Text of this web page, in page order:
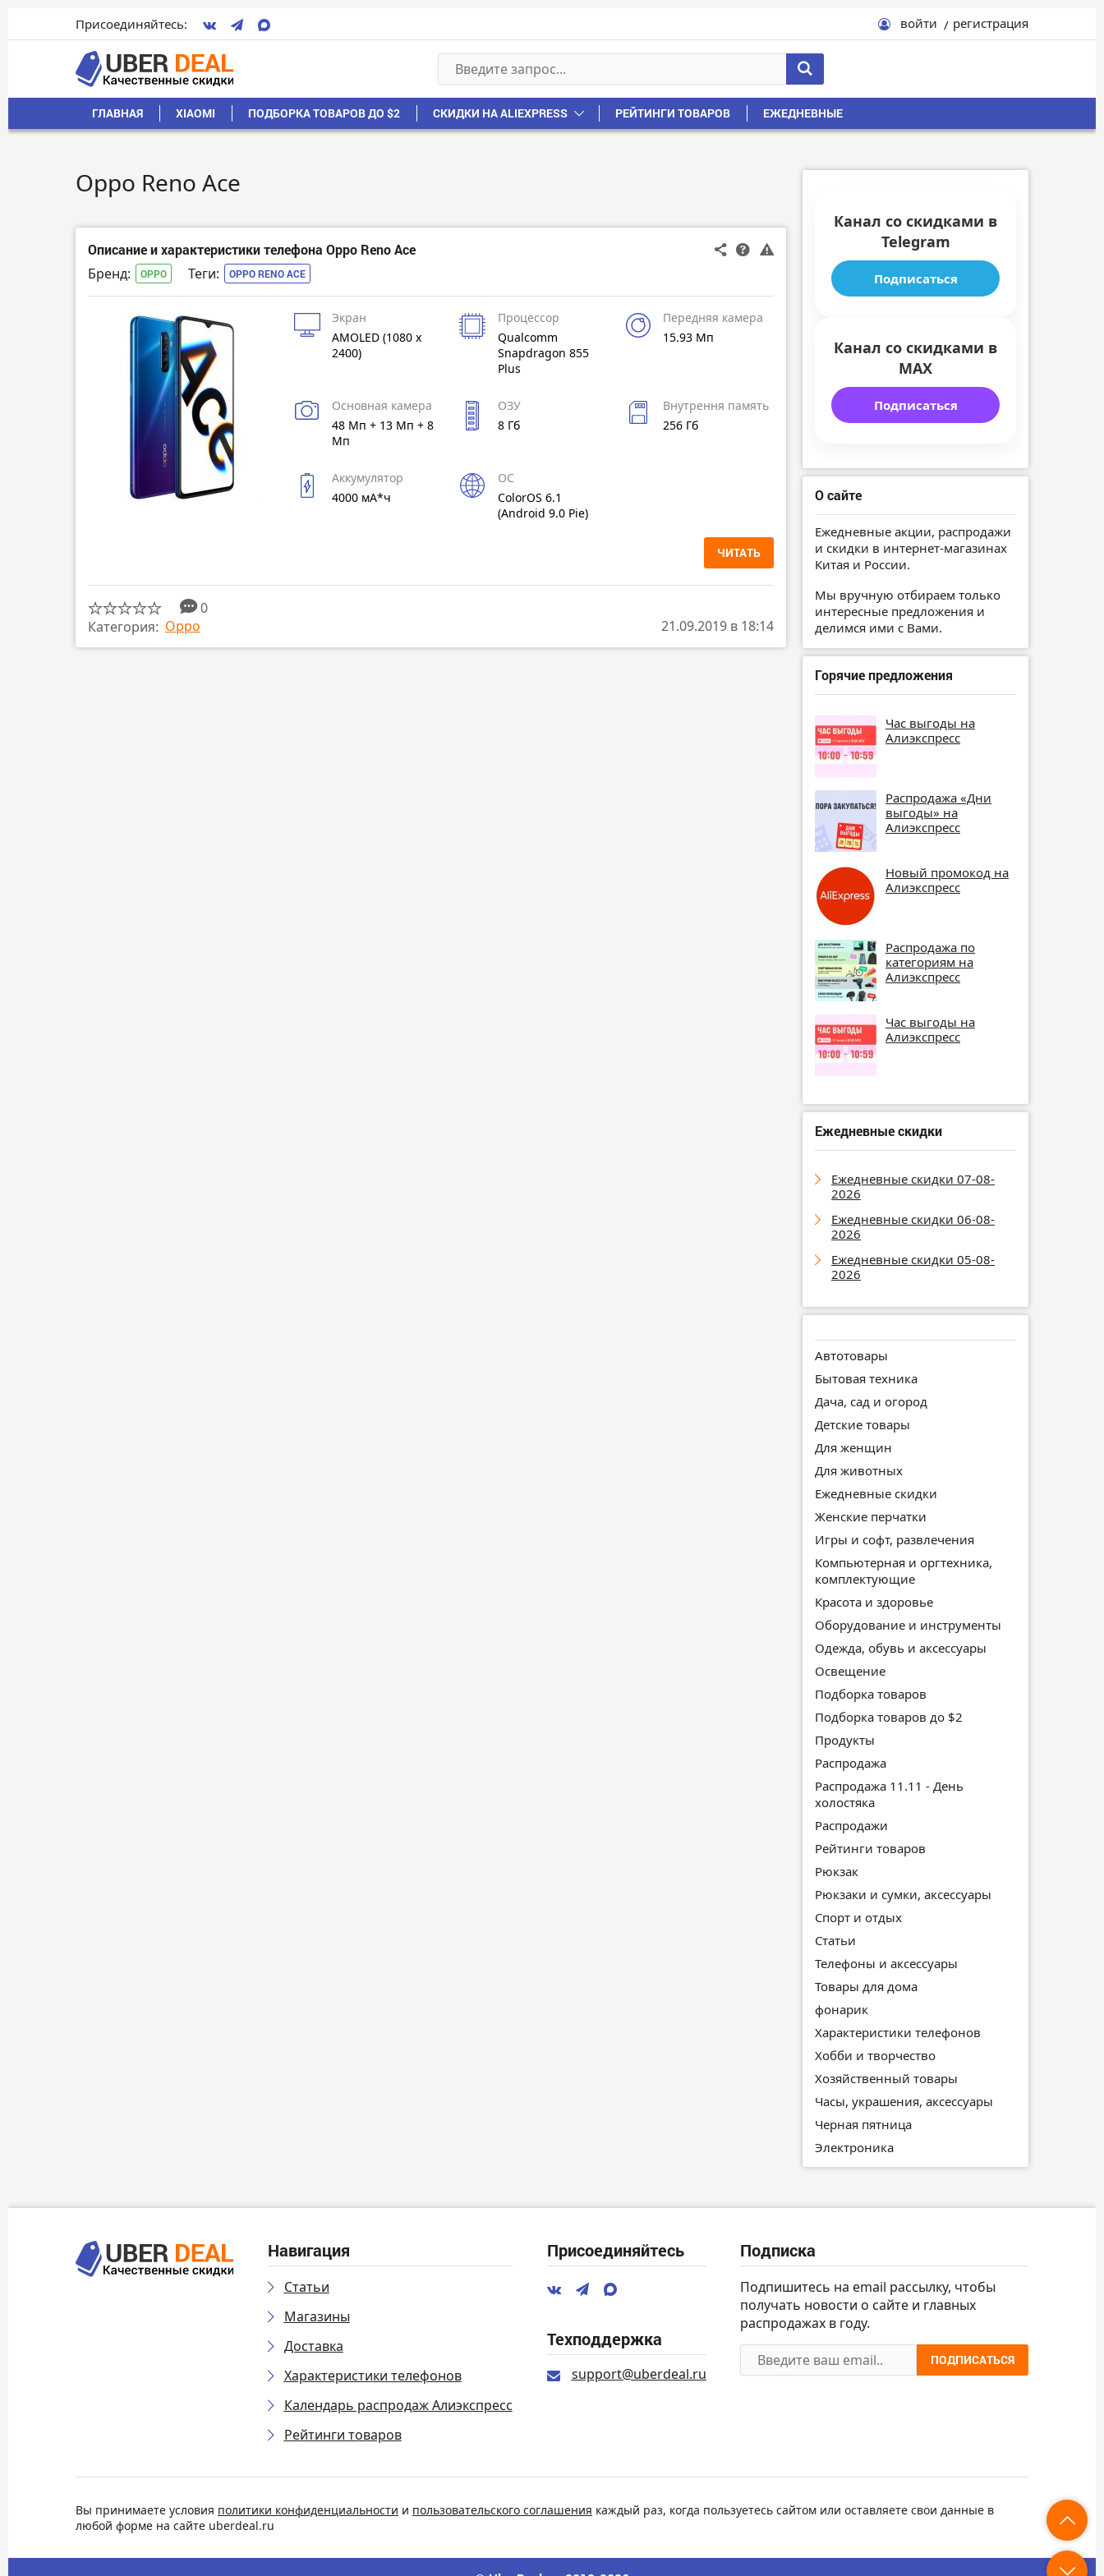
Присоединяйтесь: войти регистрация
ГЛАВНАЯ XIAOMI ПОДБОРКА ТОВАРОВ ДО $2 СКИДКИ НА ALIEXPRESS РЕЙТИНГИ ТОВАРОВ ЕЖЕДНЕВНЫЕ
Oppo Reno Ace
Описание и характеристики телефона Oppo Reno Ace
Бренд: OPPO Теги: OPPO RENO ACE
Экран
AMOLED (1080 x
2400)
Процессор
Qualcomm
Snapdragon 855
Plus
Передняя камера
15.93 Мп
Основная камера
48 Мп + 13 Мп + 8
Мп
ОЗУ
8 Гб
Внутрення память
256 Гб
Аккумулятор
4000 мА*ч
ОС
ColorOS 6.1
(Android 9.0 Pie)
ЧИТАТЬ
0
Категория: Oppo 21.09.2019 в 18:14
Канал со скидками в
Telegram
Подписаться
Канал со скидками в
MAX
Подписаться
О сайте
Ежедневные акции, распродажи
и скидки в интернет-магазинах
Китая и России.
Мы вручную отбираем только
интересные предложения и
делимся ими с Вами.
Горячие предложения
Час выгоды на
Алиэкспресс
Распродажа «Дни
выгоды» на
Алиэкспресс
Новый промокод на
Алиэкспресс
Распродажа по
категориям на
Алиэкспресс
Час выгоды на
Алиэкспресс
Ежедневные скидки
Ежедневные скидки 07-08-
2026
Ежедневные скидки 06-08-
2026
Ежедневные скидки 05-08-
2026
Автотовары
Бытовая техника
Дача, сад и огород
Детские товары
Для женщин
Для животных
Ежедневные скидки
Женские перчатки
Игры и софт, развлечения
Компьютерная и оргтехника,
комплектующие
Красота и здоровье
Оборудование и инструменты
Одежда, обувь и аксессуары
Освещение
Подборка товаров
Подборка товаров до $2
Продукты
Распродажа
Распродажа 11.11 - День
холостяка
Распродажи
Рейтинги товаров
Рюкзак
Рюкзаки и сумки, аксессуары
Спорт и отдых
Статьи
Телефоны и аксессуары
Товары для дома
фонарик
Характеристики телефонов
Хобби и творчество
Хозяйственный товары
Часы, украшения, аксессуары
Черная пятница
Электроника
Навигация
Статьи
Магазины
Доставка
Характеристики телефонов
Календарь распродаж Алиэкспресс
Рейтинги товаров
Присоединяйтесь
Техподдержка
support@uberdeal.ru
Подписка
Подпишитесь на email рассылку, чтобы
получать новости о сайте и главных
распродажах в году.
ПОДПИСАТЬСЯ
Вы принимаете условия политики конфиденциальности и пользовательского соглашения каждый раз, когда пользуетесь сайтом или оставляете свои данные в
любой форме на сайте uberdeal.ru